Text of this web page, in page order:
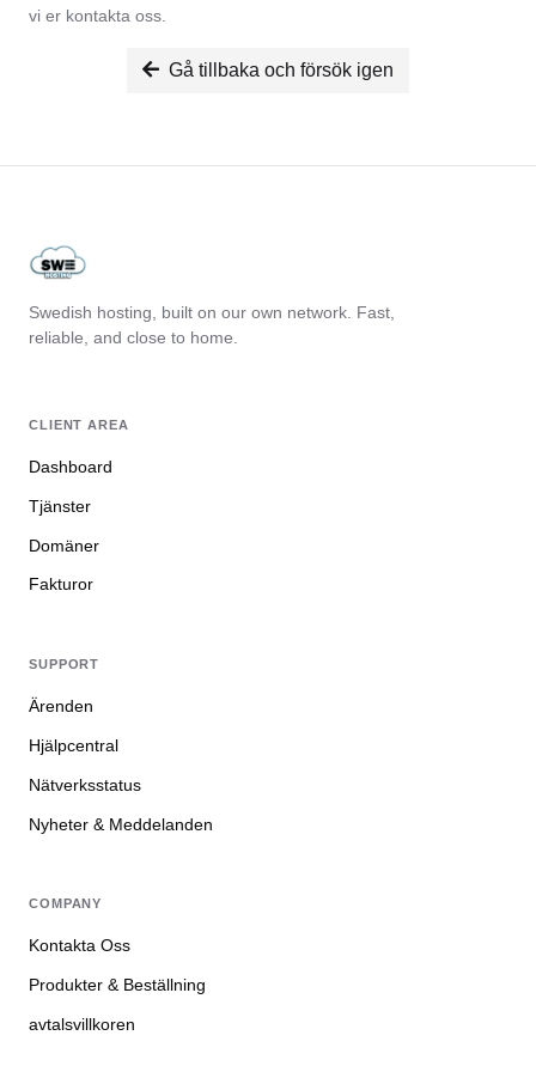
vi er kontakta oss.
Gå tillbaka och försök igen
Swedish hosting, built on our own network. Fast,
reliable, and close to home.
CLIENT AREA
Dashboard
Tjänster
Domäner
Fakturor
SUPPORT
Ärenden
Hjälpcentral
Nätverksstatus
Nyheter & Meddelanden
COMPANY
Kontakta Oss
Produkter & Beställning
avtalsvillkoren